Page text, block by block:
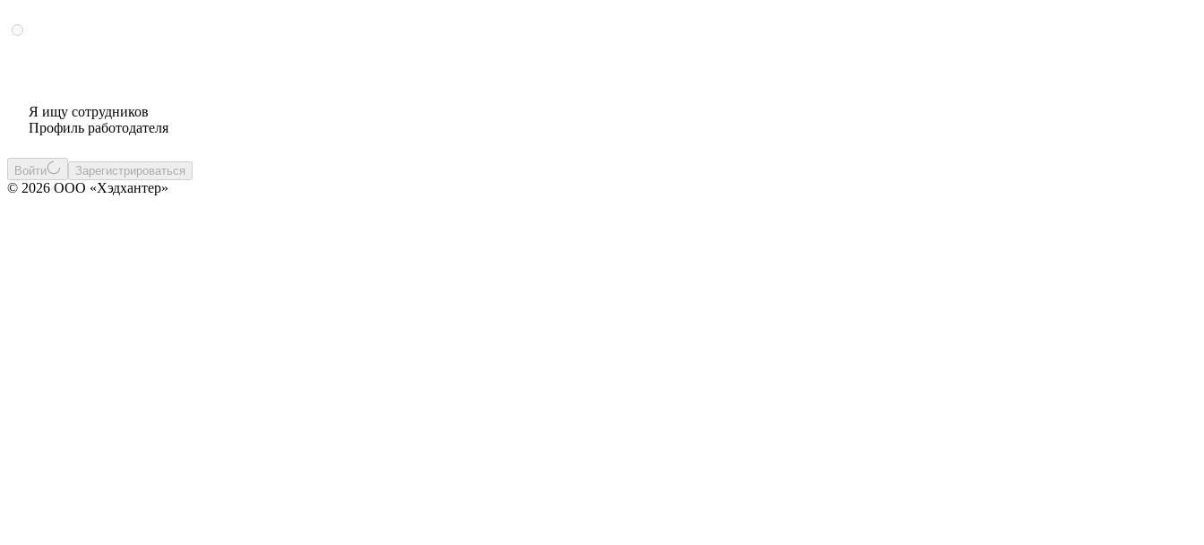
Я ищу сотрудников
Профиль работодателя
Войти Зарегистрироваться
© 2026 ООО «Хэдхантер»